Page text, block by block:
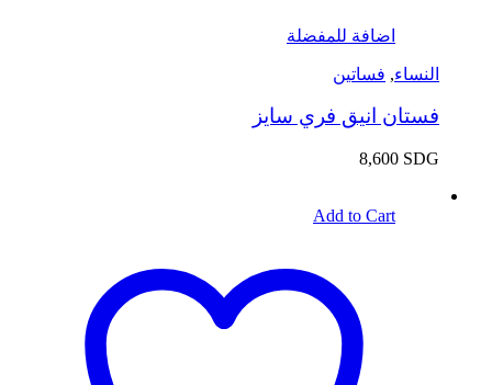
اضافة للمفضلة
النساء, فساتين
فستان انيق فري سايز
8,600 SDG
Add to Cart